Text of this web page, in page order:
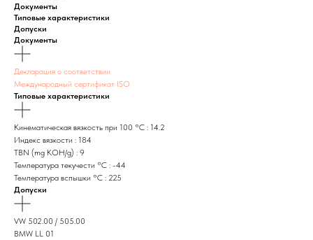
Документы
Типовые характеристики
Допуски
Документы
Декларация о соответствии
Международный сертификат ISO
Типовые характеристики
Кинематическая вязкость при 100 °C : 14.2
Индекс вязкости : 184
TBN (mg KOH/g) : 9
Температура текучести °C : -44
Температура вспышки °C : 225
Допуски
VW 502.00 / 505.00
BMW LL 01